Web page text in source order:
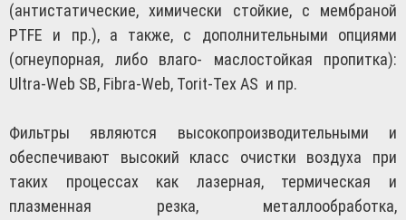
(антистатические, химически стойкие, с мембраной
PTFE и пр.), а также, с дополнительными опциями
(огнеупорная, либо влаго- маслостойкая пропитка):
Ultra-Web SB, Fibra-Web, Torit-Tex AS и пр.
Фильтры являются высокопроизводительными и
обеспечивают высокий класс очистки воздуха при
таких процессах как лазерная, термическая и
плазменная резка, металлообработка,